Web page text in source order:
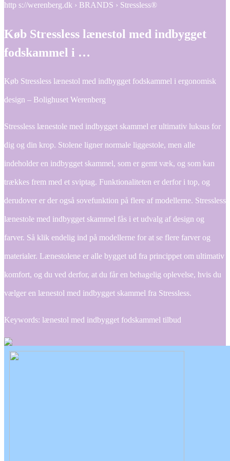
http s://werenberg.dk › BRANDS › Stressless®
Køb Stressless lænestol med indbygget
fodskammel i …
Køb Stressless lænestol med indbygget fodskammel i ergonomisk
design – Bolighuset Werenberg
Stressless lænestole med indbygget skammel er ultimativ luksus for
dig og din krop. Stolene ligner normale liggestole, men alle
indeholder en indbygget skammel, som er gemt væk, og som kan
trækkes frem med et sviptag. Funktionaliteten er derfor i top, og
derudover er der også sovefunktion på flere af modellerne. Stressless
lænestole med indbygget skammel fås i et udvalg af design og
farver. Så klik endelig ind på modellerne for at se flere farver og
materialer. Lænestolene er alle bygget ud fra princippet om ultimativ
komfort, og du ved derfor, at du får en behagelig oplevelse, hvis du
vælger en lænestol med indbygget skammel fra Stressless.
Keywords: lænestol med indbygget fodskammel tilbud